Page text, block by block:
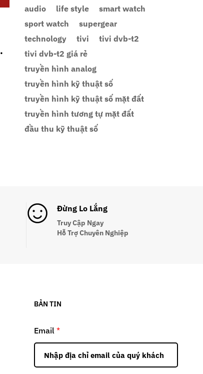
audio life style
smart watch
sport watch
supergear
technology
tivi
tivi dvb-t2
tivi dvb-t2 giá rẻ
truyền hình analog
truyền hình kỹ thuật số
truyền hình kỹ thuật số mặt đất
truyền hình tương tự mặt đất
đầu thu kỹ thuật số
Đừng Lo Lắng
Truy Cập Ngay
Hỗ Trợ Chuyên Nghiệp
BẢN TIN
Email *